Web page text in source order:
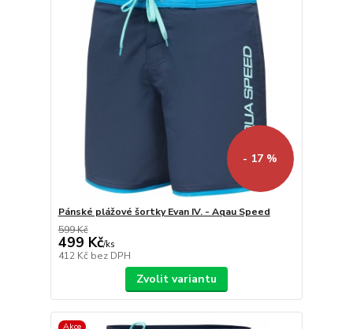
- 17 %
Pánské plážové šortky Evan IV. - Aqau Speed
599 Kč
499 Kč/ks
412 Kč bez DPH
Zvolit variantu
Akce